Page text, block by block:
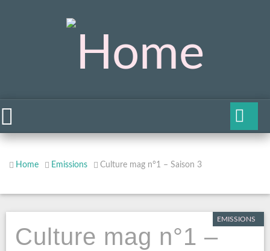
Home Emissions Culture mag n°1 – Saison 3
EMISSIONS
Culture mag n°1 –